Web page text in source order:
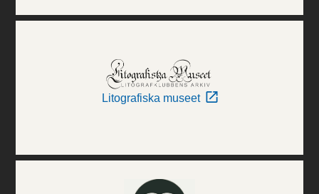
Litografiska museet